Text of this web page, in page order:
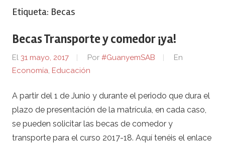
Etiqueta: Becas
Becas Transporte y comedor ¡ya!
El 31 mayo, 2017 Por #GuanyemSAB
En
Economía, Educación
A partir del 1 de Junio y durante el periodo que dura el
plazo de presentación de la matrícula, en cada caso,
se pueden solicitar las becas de comedor y
transporte para el curso 2017-18. Aquí tenéis el enlace